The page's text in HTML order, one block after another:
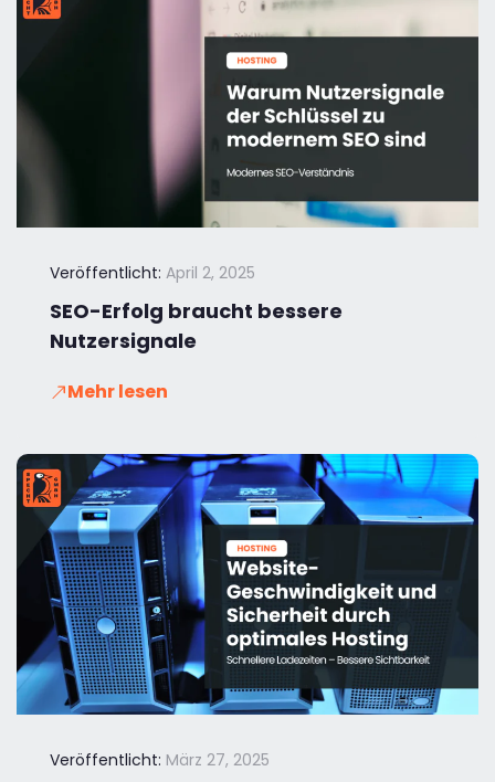
Veröffentlicht: April 2, 2025
SEO-Erfolg braucht bessere
Nutzersignale
Mehr lesen
Veröffentlicht: März 27, 2025